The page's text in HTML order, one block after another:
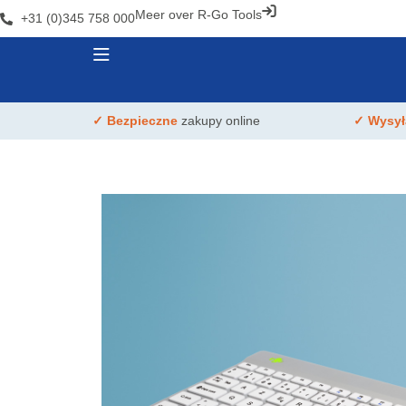
+31 (0)345 758 000Meer over R-Go Tools
✓ Bezpieczne zakupy online ✓